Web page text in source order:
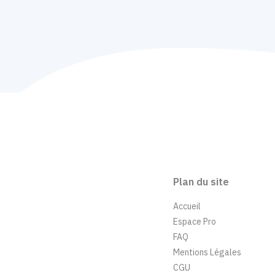
Plan du site
Accueil
Espace Pro
FAQ
Mentions Légales
CGU